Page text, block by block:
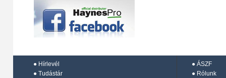
● Hírlevél
● Tudástár
● ÁSZF
● Rólunk